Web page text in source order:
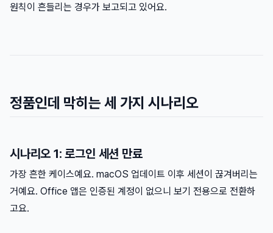
원칙이 흔들리는 경우가 보고되고 있어요.
정품인데 막히는 세 가지 시나리오
시나리오 1: 로그인 세션 만료
가장 흔한 케이스예요. macOS 업데이트 이후 세션이 끊겨버리는
거예요. Office 앱은 인증된 계정이 없으니 보기 전용으로 전환하
고요.